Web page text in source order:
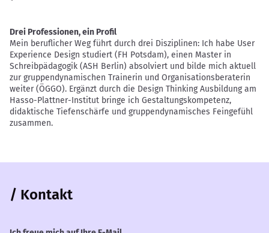
Drei Professionen, ein Profil
Mein beruflicher Weg führt durch drei Disziplinen: Ich habe User
Experience Design studiert (FH Potsdam), einen Master in
Schreibpädagogik (ASH Berlin) absolviert und bilde mich aktuell
zur gruppendynamischen Trainerin und Organisationsberaterin
weiter (ÖGGO). Ergänzt durch die Design Thinking Ausbildung am
Hasso-Plattner-Institut bringe ich Gestaltungskompetenz,
didaktische Tiefenschärfe und gruppendynamisches Feingefühl
zusammen.
/ Kontakt